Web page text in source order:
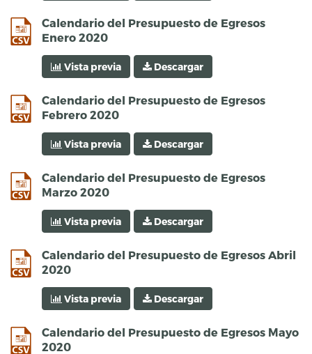
Calendario del Presupuesto de Egresos
Enero 2020
csv
Vista previa Descargar
Calendario del Presupuesto de Egresos
Febrero 2020
csv
Vista previa Descargar
Calendario del Presupuesto de Egresos
Marzo 2020
csv
Vista previa Descargar
Calendario del Presupuesto de Egresos Abril
2020
csv
Vista previa Descargar
Calendario del Presupuesto de Egresos Mayo
2020
csv